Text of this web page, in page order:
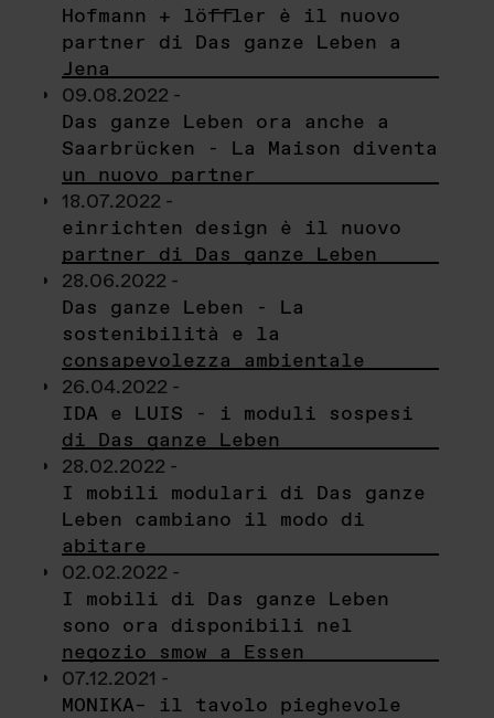
Hofmann + löffler è il nuovo
partner di Das ganze Leben a
Jena
09.08.2022 -
Das ganze Leben ora anche a
Saarbrücken - La Maison diventa
un nuovo partner
18.07.2022 -
einrichten design è il nuovo
partner di Das ganze Leben
28.06.2022 -
Das ganze Leben - La
sostenibilità e la
consapevolezza ambientale
26.04.2022 -
IDA e LUIS - i moduli sospesi
di Das ganze Leben
28.02.2022 -
I mobili modulari di Das ganze
Leben cambiano il modo di
abitare
02.02.2022 -
I mobili di Das ganze Leben
sono ora disponibili nel
negozio smow a Essen
07.12.2021 -
MONIKA– il tavolo pieghevole